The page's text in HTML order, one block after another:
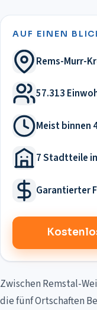
AUF EINEN
Rems-Murr-
57.313
Meist binnen
7 Stadtteile
Garantierter
Zwischen Remstal-
die fünf Ortschaften